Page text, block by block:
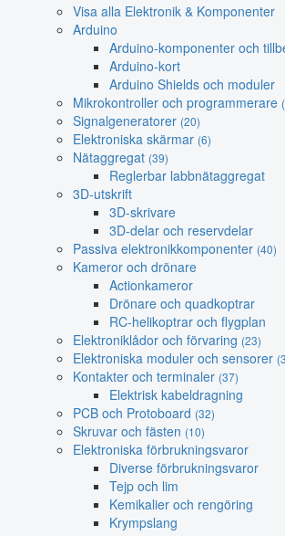
Visa alla Elektronik & Komponenter
Arduino
Arduino-komponenter och
Arduino-kort
Arduino Shields och moduler
Mikrokontroller och programmerare
Signalgeneratorer (20)
Elektroniska skärmar (6)
Nätaggregat (39)
Reglerbar labbnätaggregat
3D-utskrift
3D-skrivare
3D-delar och reservdelar
Passiva elektronikkomponenter (40)
Kameror och drönare
Actionkameror
Drönare och quadkoptrar
RC-helikoptrar och flygplan
Elektroniklådor och förvaring (23)
Elektroniska moduler och sensorer
Kontakter och terminaler (37)
Elektrisk kabeldragning
PCB och Protoboard (32)
Skruvar och fästen (10)
Elektroniska förbrukningsvaror
Diverse förbrukningsvaror
Tejp och lim
Kemikalier och rengöring
Krympslang